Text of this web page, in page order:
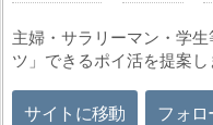
主婦・サラリーマン・学
ツ」できるポイ活を提案し
サイトに移動 フォロ